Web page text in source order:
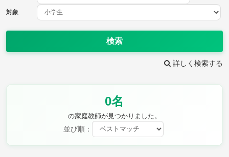
対象
検索
詳しく検索する
0名
の家庭教師が見つかりました。
並び順：
教科
理科
保健・体育 図画工作 書写